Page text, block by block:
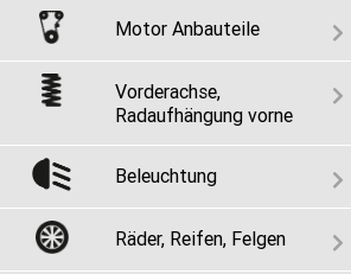
Motor Anbauteile
Vorderachse,
Radaufhängung vorne
Beleuchtung
Räder, Reifen, Felgen